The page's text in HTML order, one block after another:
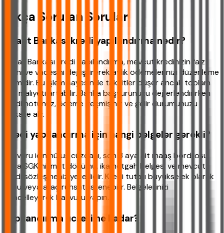
Sıkça Sorulan Sorular
Ziraat Bankası kredi yapılandırma nedir?
Ziraat Bankası kredi yapılandırma, mevcut kredinizin faiz
oranı ve vadesini değiştirerek aylık ödemelerinizi düzenleme
işlemidir. Bu işlem sayesinde taksitler düşer ancak toplam
faiz maliyeti artabilir. Banka başvurunuzu değerlendirirken
kredi notunuz, ödeme geçmişiniz ve gelir durumunuzu
dikkate alır.
Kredi yapılandırma için hangi belgeler gerekli?
Başvuru için nüfus cüzdanı, son 3 aya ait maaş bordrosu
veya SGK hizmet dökümü, ikametgah belgesi ve mevcut
kredi sözleşmeniz yeterlidir. Kredi tutarı büyükse ek olarak
tapu veya araç ruhsatı istenebilir. Belgelerinizi
güncelleyerek başvuru yapın.
Yapılandırma ücreti ne kadar?